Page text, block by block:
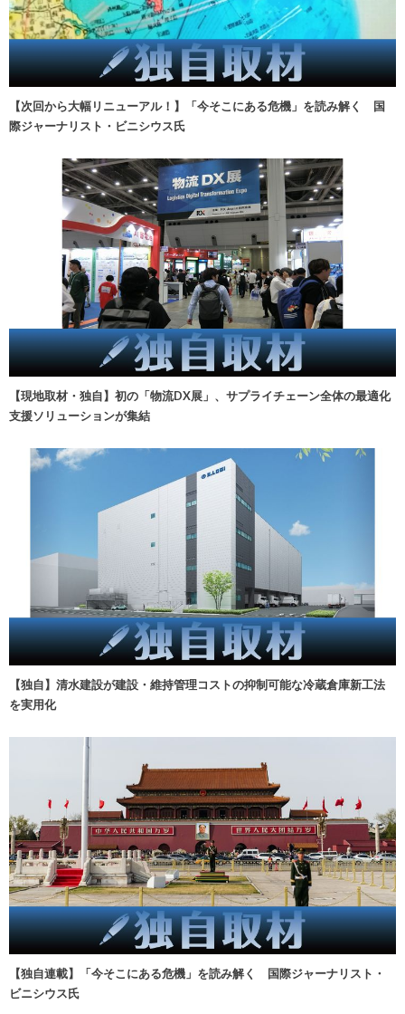
【次回から大幅リニューアル！】「今そこにある危機」を読み解く 国
際ジャーナリスト・ビニシウス氏
【現地取材・独自】初の「物流DX展」、サプライチェーン全体の最適化
支援ソリューションが集結
【独自】清水建設が建設・維持管理コストの抑制可能な冷蔵倉庫新工法
を実用化
【独自連載】「今そこにある危機」を読み解く 国際ジャーナリスト・
ビニシウス氏